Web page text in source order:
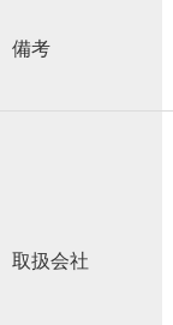
備考
取扱会社